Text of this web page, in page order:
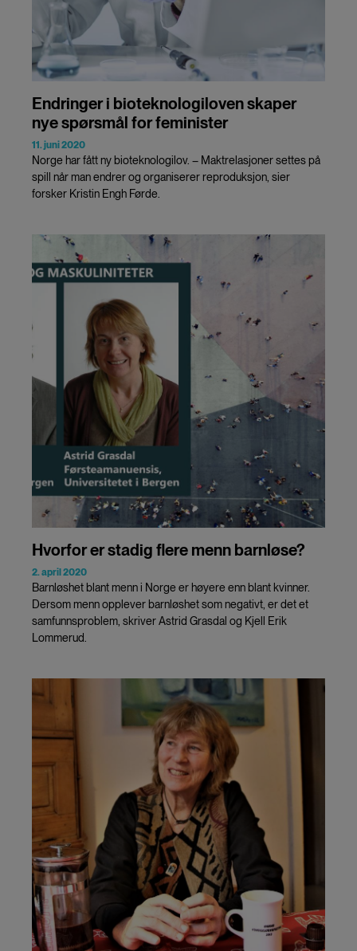
Endringer i bioteknologiloven skaper
nye spørsmål for feminister
11. juni 2020
Norge har fått ny bioteknologilov. – Maktrelasjoner settes på
spill når man endrer og organiserer reproduksjon, sier
forsker Kristin Engh Førde.
Hvorfor er stadig flere menn barnløse?
2. april 2020
Barnløshet blant menn i Norge er høyere enn blant kvinner.
Dersom menn opplever barnløshet som negativt, er det et
samfunnsproblem, skriver Astrid Grasdal og Kjell Erik
Lommerud.